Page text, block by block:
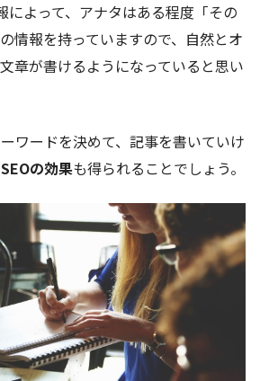
によって、アナタはある程度「その
情報を持っていますので、自然とオ
章が書けるようになっていると思い
ワードを決めて、記事を書いていけ
SEOの効果も得られることでしょう。